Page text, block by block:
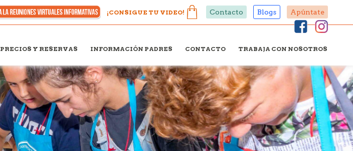
¡CONSIGUE TU VIDEO! Contacto Blogs Apúntate
PRECIOS Y RESERVAS INFORMACIÓN PADRES CONTACTO TRABAJA CON NOSOTROS